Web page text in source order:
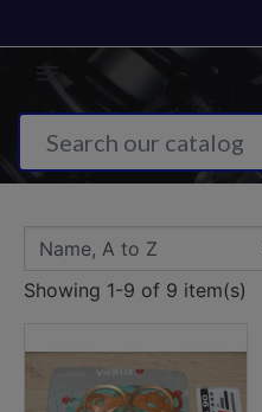
Showing 1-9 of 9 item(s)